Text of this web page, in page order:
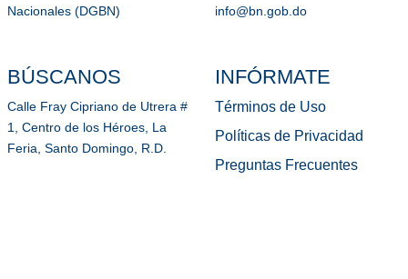
Nacionales (DGBN)
BÚSCANOS
Calle Fray Cipriano de Utrera #
1, Centro de los Héroes, La
Feria, Santo Domingo, R.D.
info@bn.gob.do
INFÓRMATE
Términos de Uso
Políticas de Privacidad
Preguntas Frecuentes